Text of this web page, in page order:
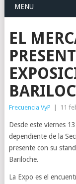
MENU
EL
Frecuencia VyP 11
Desde este viernes
dependiente de la
presente con su
Bariloche.
La Expo es el